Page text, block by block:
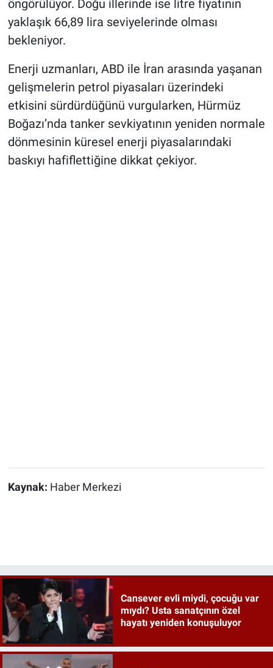
öngörülüyor. Doğu illerinde ise litre fiyatının
yaklaşık 66,89 lira seviyelerinde olması
bekleniyor.
Enerji uzmanları, ABD ile İran arasında yaşanan
gelişmelerin petrol piyasaları üzerindeki
etkisini sürdürdüğünü vurgularken, Hürmüz
Boğazı’nda tanker sevkiyatının yeniden normale
dönmesinin küresel enerji piyasalarındaki
baskıyı hafiflettiğine dikkat çekiyor.
Kaynak: Haber Merkezi
Cansever evli miydi, çocuğu var
mıydı? Usta sanatçının özel
hayatı yeniden konuşuluyor